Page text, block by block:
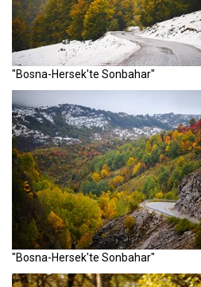
"Bosna-Hersek'te Sonbahar"
"Bosna-Hersek'te Sonbahar"